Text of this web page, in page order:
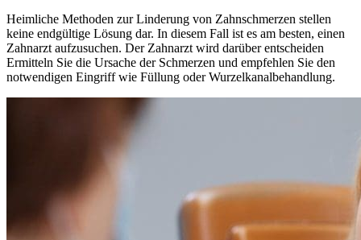
Heimliche Methoden zur Linderung von Zahnschmerzen stellen
keine endgültige Lösung dar. In diesem Fall ist es am besten, einen
Zahnarzt aufzusuchen. Der Zahnarzt wird darüber entscheiden
Ermitteln Sie die Ursache der Schmerzen und empfehlen Sie den
notwendigen Eingriff wie Füllung oder Wurzelkanalbehandlung.